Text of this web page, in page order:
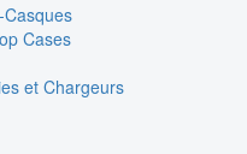
Cases
et Chargeurs